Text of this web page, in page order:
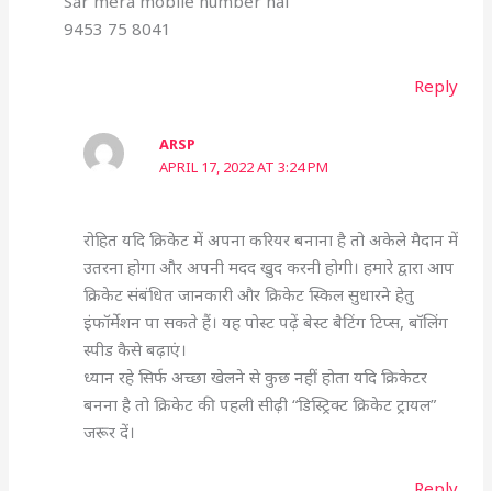
9453 75 8041
Reply
ARSP
APRIL 17, 2022 AT 3:24 PM
रोहित यदि क्रिकेट में अपना करियर बनाना है तो अकेले मैदान में
उतरना होगा और अपनी मदद खुद करनी होगी। हमारे द्वारा आप
क्रिकेट संबंधित जानकारी और क्रिकेट स्किल सुधारने हेतु
इंफॉर्मेशन पा सकते हैं। यह पोस्ट पढ़ें बेस्ट बैटिंग टिप्स, बॉलिंग
स्पीड कैसे बढ़ाएं।
ध्यान रहे सिर्फ अच्छा खेलने से कुछ नहीं होता यदि क्रिकेटर
बनना है तो क्रिकेट की पहली सीढ़ी “डिस्ट्रिक्ट क्रिकेट ट्रायल”
जरूर दें।